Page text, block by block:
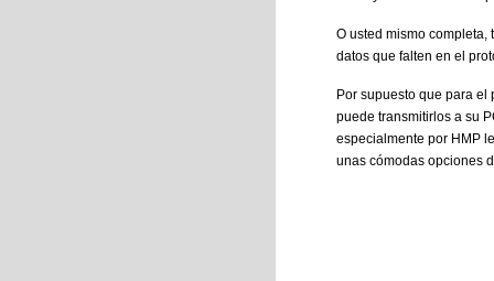
O usted mismo
datos que falten en el
Por supuesto que para
puede transmitirlos a su
especialmente por HMP
unas cómodas opciones